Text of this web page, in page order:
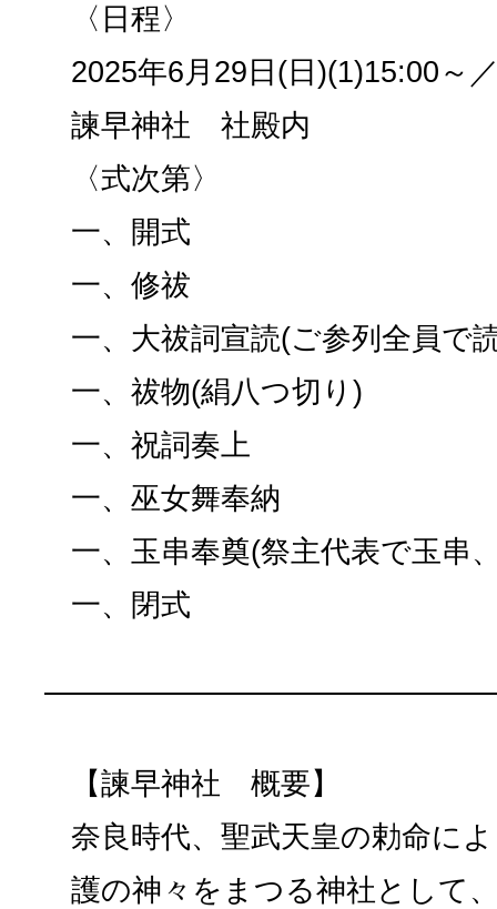
〈日程〉
2025年6月29日(日)(1)15:00～
諫早神社 社殿内
〈式次第〉
一、開式
一、修祓
一、大祓詞宣読(ご参列全員で
一、祓物(絹八つ切り)
一、祝詞奏上
一、巫女舞奉納
一、玉串奉奠(祭主代表で玉串
一、閉式
【諫早神社 概要】
奈良時代、聖武天皇の勅命に
護の神々をまつる神社として